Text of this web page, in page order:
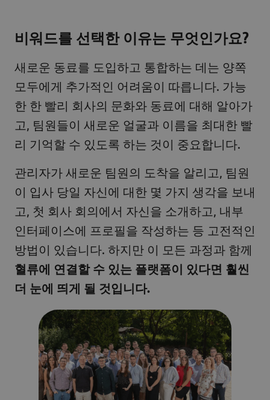
비워드를 선택한 이유는 무엇인가요?
새로운 동료를 도입하고 통합하는 데는 양쪽
모두에게 추가적인 어려움이 따릅니다. 가능
한 한 빨리 회사의 문화와 동료에 대해 알아가
고, 팀원들이 새로운 얼굴과 이름을 최대한 빨
리 기억할 수 있도록 하는 것이 중요합니다.
관리자가 새로운 팀원의 도착을 알리고, 팀원
이 입사 당일 자신에 대한 몇 가지 생각을 보내
고, 첫 회사 회의에서 자신을 소개하고, 내부
인터페이스에 프로필을 작성하는 등 고전적인
방법이 있습니다. 하지만 이 모든 과정과 함께
혈류에 연결할 수 있는 플랫폼이 있다면 훨씬
더 눈에 띄게 될 것입니다.